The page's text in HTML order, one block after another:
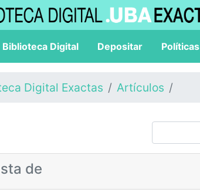
Biblioteca Digital Depositar Políticas
Digital Exactas Artículos
de